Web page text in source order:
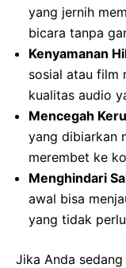
yang jernih
bicara tanpa
Kenyamanan
sosial atau film
kualitas audio
Mencegah
yang dibiarkan
merembet ke
Menghindari
awal bisa
yang tidak
Jika Anda